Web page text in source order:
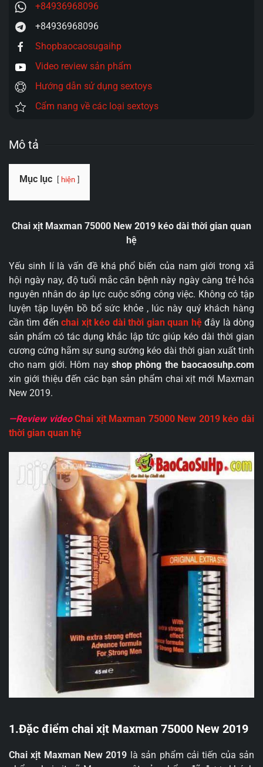
+84936968096
+84936968096
Shopbaocaosugaihp
Video review sản phẩm
Hướng dẫn sử dụng sextoys
Cẩm nang về các loại sextoys
Mô tả
Mục lục hiện
Chai xịt Maxman 75000 New 2019 kéo dài thời gian quan
hệ
Yếu sinh lí là vấn đề khá phổ biến của nam giới trong xã
hội ngày nay, độ tuổi mắc căn bệnh này ngày càng trẻ hóa
nguyên nhân do áp lực cuộc sống công việc. Không có tập
luyện tập luyện bồ bổ sức khỏe , lúc này quý khách hàng
cần tìm đếnchai xịt kéo dài thời gian quan hệđây là dòng
sản phẩm có tác dụng khắc lập tức giúp kéo dài thời gian
cương cứng hãm sự sung sướng kéo dài thời gian xuất tinh
cho nam giới. Hôm nay shop phòng the baocaosuhp.com
xin giới thiệu đến các bạn sản phẩm chai xịt mới Maxman
New 2019.
—Review videoChai xịt Maxman 75000 New 2019 kéo dài
thời gian quan hệ
1.Đặc điểm chai xịt Maxman 75000 New 2019
Chai xịt Maxman New 2019 là sản phẩm cải tiến của sản